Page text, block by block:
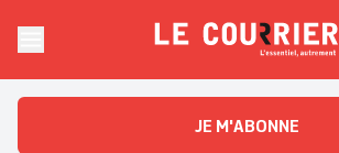
Le Courrier
JE M'ABONNE